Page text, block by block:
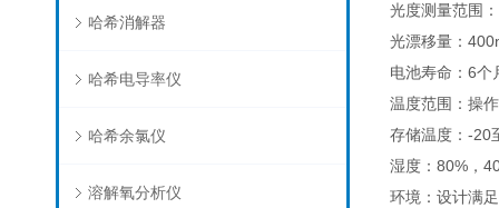
哈希消解器
哈希电导率仪
哈希余氯仪
溶解氧分析仪
光度测量范围
光漂移量：
电池寿命：6个
温度范围：操
存储温度：-20
湿度：
环境：设计满